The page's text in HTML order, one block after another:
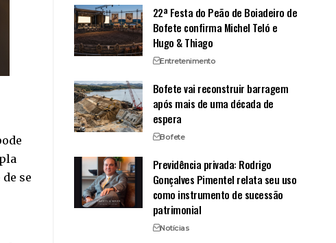
se
22ª Festa do Peão de Boiadeiro de
Bofete confirma Michel Teló e
Hugo & Thiago
Entretenimento
Bofete vai reconstruir barragem
após mais de uma década de
espera
Bofete
Previdência privada: Rodrigo
Gonçalves Pimentel relata seu uso
como instrumento de sucessão
patrimonial
Notícias